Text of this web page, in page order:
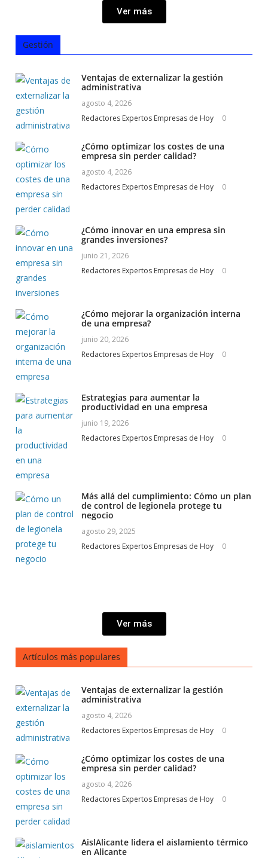
Ver más
Gestión
Ventajas de externalizar la gestión
administrativa
agosto 4, 2026
Redactores Expertos Empresas de Hoy
0
¿Cómo optimizar los costes de una
empresa sin perder calidad?
agosto 4, 2026
Redactores Expertos Empresas de Hoy
0
¿Cómo innovar en una empresa sin
grandes inversiones?
junio 21, 2026
Redactores Expertos Empresas de Hoy
0
¿Cómo mejorar la organización interna
de una empresa?
junio 20, 2026
Redactores Expertos Empresas de Hoy
0
Estrategias para aumentar la
productividad en una empresa
junio 19, 2026
Redactores Expertos Empresas de Hoy
0
Más allá del cumplimiento: Cómo un plan
de control de legionela protege tu
negocio
agosto 29, 2025
Redactores Expertos Empresas de Hoy
0
Ver más
Artículos más populares
Ventajas de externalizar la gestión
administrativa
agosto 4, 2026
Redactores Expertos Empresas de Hoy
0
¿Cómo optimizar los costes de una
empresa sin perder calidad?
agosto 4, 2026
Redactores Expertos Empresas de Hoy
0
AislAlicante lidera el aislamiento térmico
en Alicante